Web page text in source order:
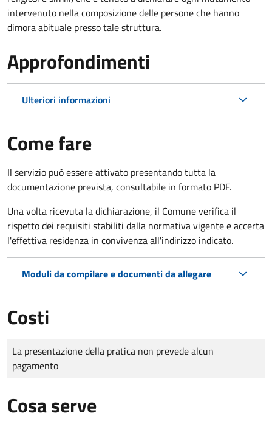
intervenuto nella composizione delle persone che hanno
dimora abituale presso tale struttura.
Approfondimenti
Ulteriori informazioni
Come fare
Il servizio può essere attivato presentando tutta la
documentazione prevista, consultabile in formato PDF.
Una volta ricevuta la dichiarazione, il Comune verifica il
rispetto dei requisiti stabiliti dalla normativa vigente e accerta
l'effettiva residenza in convivenza all'indirizzo indicato.
Moduli da compilare e documenti da allegare
Costi
Tipo di pagamento
Importo
La presentazione della pratica non prevede alcun
pagamento
Cosa serve